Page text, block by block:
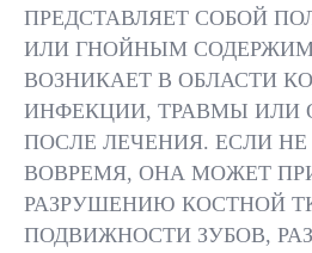
ПРЕДСТАВЛЯЕТ СОБОЙ
ИЛИ ГНОЙНЫМ
ВОЗНИКАЕТ В ОБЛАСТИ
ИНФЕКЦИИ, ТРАВМЫ ИЛИ
ПОСЛЕ ЛЕЧЕНИЯ. ЕСЛИ
ВОВРЕМЯ, ОНА МОЖЕТ
РАЗРУШЕНИЮ КОСТНОЙ
ПОДВИЖНОСТИ ЗУБОВ,
ПРОВОДИТСЯ
ОСМОТР,
РЕНТГЕНОГРАФИЯ
ИЛИ 3D-КТ ДЛЯ
ТОЧНОЙ
ЛОКАЛИЗАЦИИ
КИСТЫ